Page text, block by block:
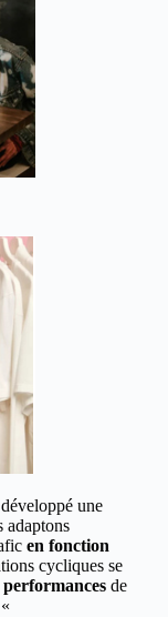
une
adaptons
en fonction
cycliques se
de